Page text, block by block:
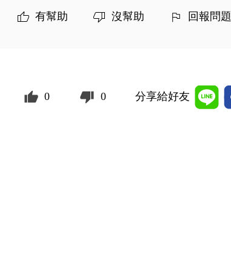
有幫助 沒幫助 回報問題
0 0 分享給好友